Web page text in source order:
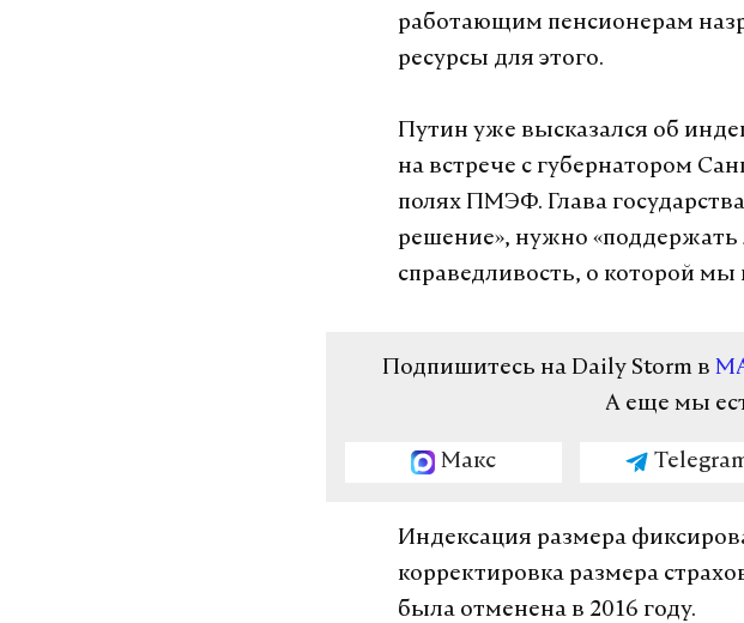
работающим пенсионерам
ресурсы для этого.
Путин уже высказался об
на встрече с губернатором
полях ПМЭФ. Глава
решение», нужно
справедливость, о которой мы
Подпишитесь на Daily Storm в
А еще мы
Макс
Индексация размера
корректировка размера
была отменена в 2016 году.